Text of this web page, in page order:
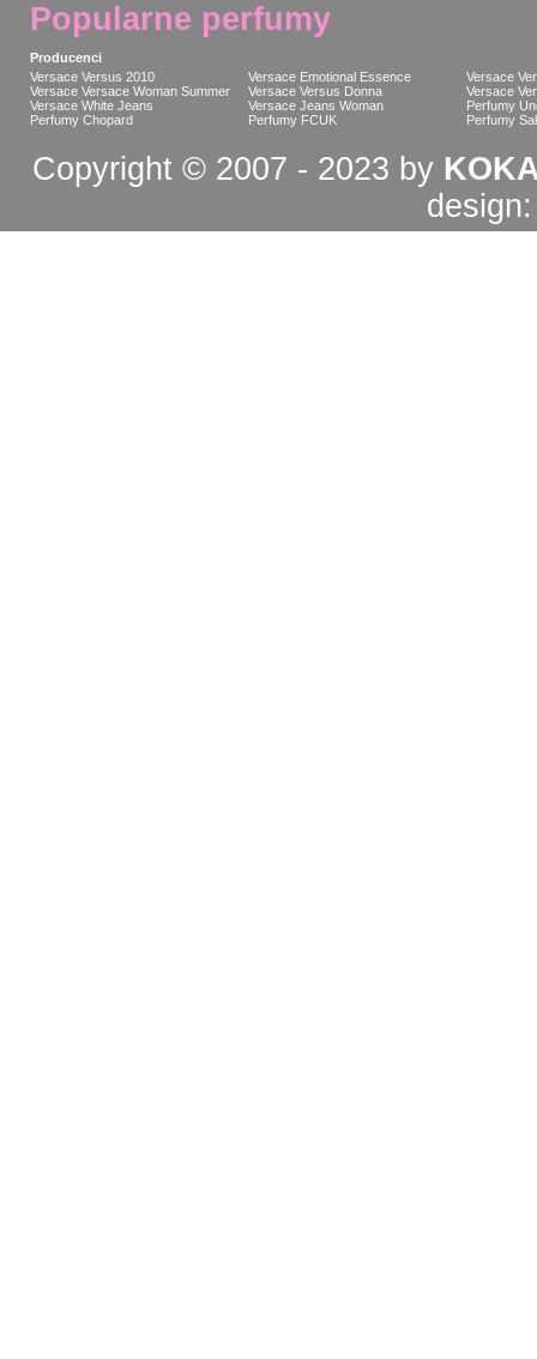
Popularne perfumy
Producenci
Versace Versus 2010
Versace Emotional Essence
Versace
Versace Versace Woman Summer
Versace Versus Donna
Versace
Versace White Jeans
Versace Jeans Woman
Perfumy
Perfumy Chopard
Perfumy FCUK Perfumy
Copyright © 2007 - 2023 by